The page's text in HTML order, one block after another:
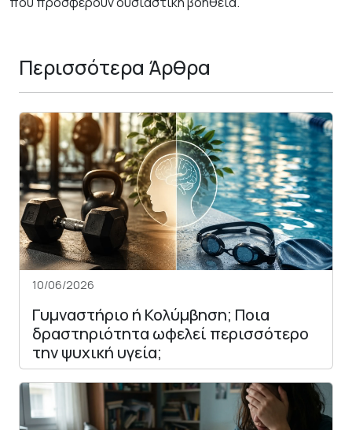
Περισσότερα Άρθρα
10/06/2026
Γυμναστήριο ή Κολύμβηση; Ποια
δραστηριότητα ωφελεί περισσότερο
την ψυχική υγεία;